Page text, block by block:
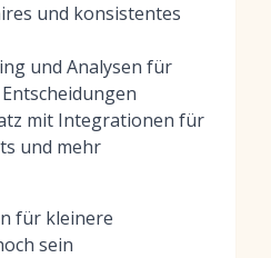
und konsistentes
und Analysen für
mit Integrationen für
und mehr
für kleinere
sein